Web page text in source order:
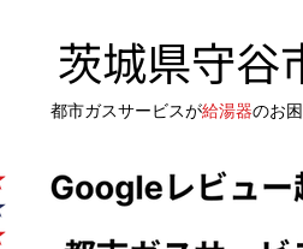
茨城県守谷
都市ガスサービスが給湯器のお